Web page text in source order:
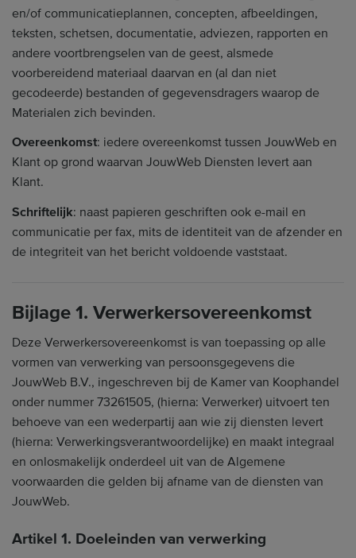
en/of communicatieplannen, concepten, afbeeldingen,
teksten, schetsen, documentatie, adviezen, rapporten en
andere voortbrengselen van de geest, alsmede
voorbereidend materiaal daarvan en (al dan niet
gecodeerde) bestanden of gegevensdragers waarop de
Materialen zich bevinden.
Overeenkomst: iedere overeenkomst tussen JouwWeb en
Klant op grond waarvan JouwWeb Diensten levert aan
Klant.
Schriftelijk: naast papieren geschriften ook e-mail en
communicatie per fax, mits de identiteit van de afzender en
de integriteit van het bericht voldoende vaststaat.
Bijlage 1. Verwerkersovereenkomst
Deze Verwerkersovereenkomst is van toepassing op alle
vormen van verwerking van persoonsgegevens die
JouwWeb B.V., ingeschreven bij de Kamer van Koophandel
onder nummer 73261505, (hierna: Verwerker) uitvoert ten
behoeve van een wederpartij aan wie zij diensten levert
(hierna: Verwerkingsverantwoordelijke) en maakt integraal
en onlosmakelijk onderdeel uit van de Algemene
voorwaarden die gelden bij afname van de diensten van
JouwWeb.
Artikel 1. Doeleinden van verwerking